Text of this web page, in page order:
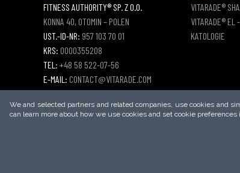
We and selected partners and related companies, use cookies and
can learn more about how we use cookies and set cookie preferences
FITNESS AUTHORITY® SP. Z O.O.
KONNA 40, OTOMIN – POLEN
UST.-ID-NR: 957 103 70 01
KRS: 0000355208
TEL: +48 58 522-07-56
E-MAIL: CONTACT@VITARADE.COM
KONTAKT-FORMULAR
VITARADE®
VITARADE® EL
KATOLOGIE